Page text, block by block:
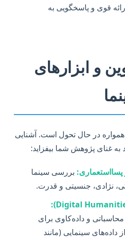
قوی و پاسخگویی به
و ابزارهای
در حال تحول است. آشنایی
به غنای پژوهش شما بیفزاید:
بررسی سینما
نژادی، جنسیتی و قدرت.
محاسباتی و داده‌کاوی برای
سینمایی (مانند